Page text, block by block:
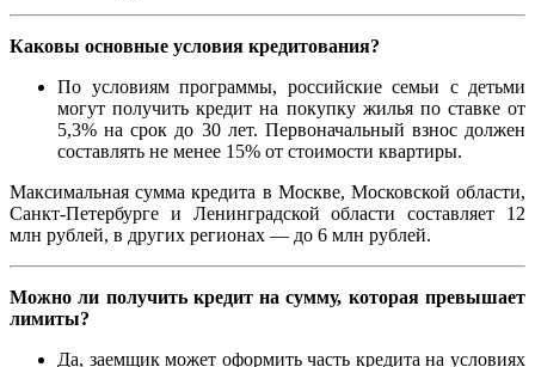
Каковы основные условия кредитования?
По условиям программы, российские семьи с детьми
могут получить кредит на покупку жилья по ставке от
5,3% на срок до 30 лет. Первоначальный взнос должен
составлять не менее 15% от стоимости квартиры.
Максимальная сумма кредита в Москве, Московской области,
Санкт-Петербурге и Ленинградской области составляет 12
млн рублей, в других регионах — до 6 млн рублей.
Можно ли получить кредит на сумму, которая превышает
лимиты?
Да, заемщик может оформить часть кредита на условиях